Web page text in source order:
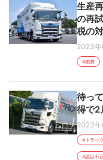
生産
の再
税の
2023年
#燃費
待っ
得で2
2023年
#トラック
#認証不